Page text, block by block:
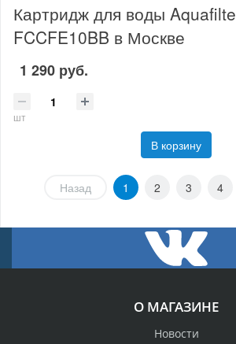
Картридж для воды
FCCFE10BB в Москве
1 290 руб.
шт
В корзину
Назад 1 2 3 4
О МАГАЗИНЕ
Новости